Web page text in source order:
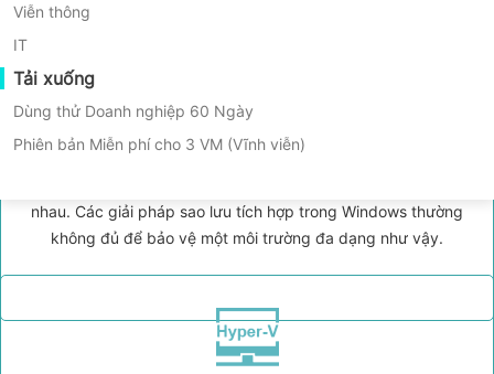
Viễn thông
IT
Tải xuống
Dùng thử Doanh nghiệp 60 Ngày
Phiên bản Miễn phí cho 3 VM (Vĩnh viễn)
Nhiều Thiết Bị
Các doanh nghiệp thường mua một số lượng lớn thiết bị
nhau. Các giải pháp sao lưu tích hợp trong Windows thường
không đủ để bảo vệ một môi trường đa dạng như vậy.